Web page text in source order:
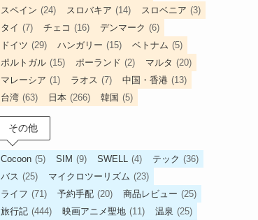
スペイン (24) スロバキア (14) スロベニア (3)
タイ (7) チェコ (16) デンマーク (6)
ドイツ (29) ハンガリー (15) ベトナム (5)
ポルトガル (15) ポーランド (2) マルタ (20)
マレーシア (1) ラオス (7) 中国・香港 (13)
台湾 (63) 日本 (266) 韓国 (5)
その他
Cocoon (5) SIM (9) SWELL (4) テック (36)
バス (25) マイクロツーリズム (23)
ライフ (71) 予約手配 (20) 商品レビュー (25)
旅行記 (444) 映画アニメ聖地 (11) 温泉 (25)